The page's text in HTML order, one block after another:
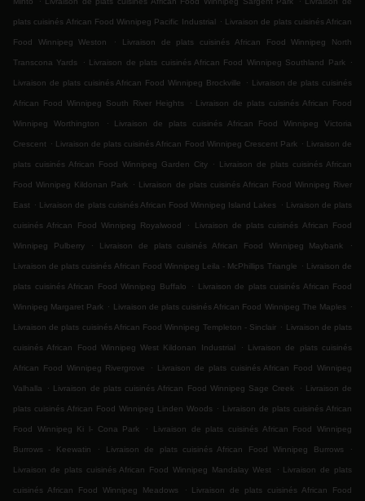
plats cuisinés African Food Winnipeg Pacific Industrial . Livraison de plats cuisinés African
Food Winnipeg Weston . Livraison de plats cuisinés African Food Winnipeg North
Transcona Yards . Livraison de plats cuisinés African Food Winnipeg Southland Park .
Livraison de plats cuisinés African Food Winnipeg Brockville . Livraison de plats cuisinés
African Food Winnipeg South River Heights . Livraison de plats cuisinés African Food
Winnipeg Worthington . Livraison de plats cuisinés African Food Winnipeg Victoria
Crescent . Livraison de plats cuisinés African Food Winnipeg Crescent Park . Livraison de
plats cuisinés African Food Winnipeg Garden City . Livraison de plats cuisinés African
Food Winnipeg Kildonan Park . Livraison de plats cuisinés African Food Winnipeg River
East . Livraison de plats cuisinés African Food Winnipeg Island Lakes . Livraison de plats
cuisinés African Food Winnipeg Royalwood . Livraison de plats cuisinés African Food
Winnipeg Pulberry . Livraison de plats cuisinés African Food Winnipeg Maybank .
Livraison de plats cuisinés African Food Winnipeg Leila - McPhillips Triangle . Livraison de
plats cuisinés African Food Winnipeg Buffalo . Livraison de plats cuisinés African Food
Winnipeg Margaret Park . Livraison de plats cuisinés African Food Winnipeg The Maples .
Livraison de plats cuisinés African Food Winnipeg Templeton - Sinclair . Livraison de plats
cuisinés African Food Winnipeg West Kildonan Industrial . Livraison de plats cuisinés
African Food Winnipeg Rivergrove . Livraison de plats cuisinés African Food Winnipeg
Valhalla . Livraison de plats cuisinés African Food Winnipeg Sage Creek . Livraison de
plats cuisinés African Food Winnipeg Linden Woods . Livraison de plats cuisinés African
Food Winnipeg Ki l- Cona Park . Livraison de plats cuisinés African Food Winnipeg
Burrows - Keewatin . Livraison de plats cuisinés African Food Winnipeg Burrows .
Livraison de plats cuisinés African Food Winnipeg Mandalay West . Livraison de plats
cuisinés African Food Winnipeg Meadows . Livraison de plats cuisinés African Food